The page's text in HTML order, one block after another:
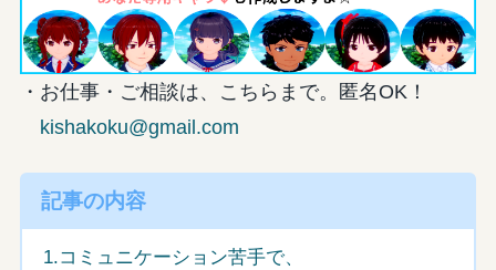
・お仕事・ご相談は、こちらまで。匿名OK！
kishakoku@gmail.com
記事の内容
1.コミュニケーション苦手で、